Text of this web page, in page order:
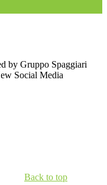
by Gruppo Spaggiari
Social Media
Back to top